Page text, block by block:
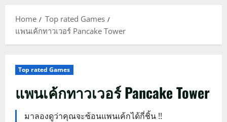
Home
Top rated Games
แพนเค้กทาวเวอร์ Pancake Tower
Top rated Games
แพนเค้กทาวเวอร์ Pancake Tower
มาลองดูว่าคุณจะซ้อนแพนเค้กได้กี่ชิ้น !!